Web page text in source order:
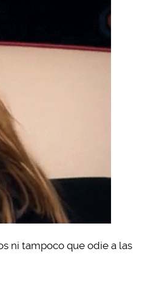
ni tampoco que odie a las